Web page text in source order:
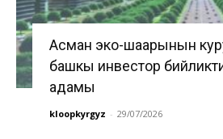
Асман эко-шаарынын
башкы инвестор
адамы
kloopkyrgyz - 29/07/2026